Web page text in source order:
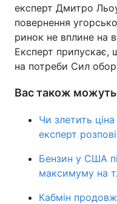
експерт Дмитро
повернення
ринок не вплине на
Експерт припускає,
на потреби Сил
Вас також можуть
Чи злетить
експерт
Бензин у США
максимуму на
Кабмін